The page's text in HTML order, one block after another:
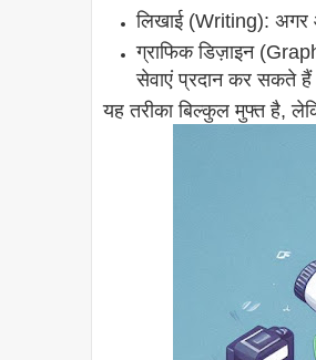
लिखाई (Writing):
ग्राफिक डिज़ाइन
सेवाएं प्रदान कर सकते
यह तरीका बिल्कुल मुफ्त है,